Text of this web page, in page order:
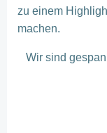
zu einem
machen.
Wir sind